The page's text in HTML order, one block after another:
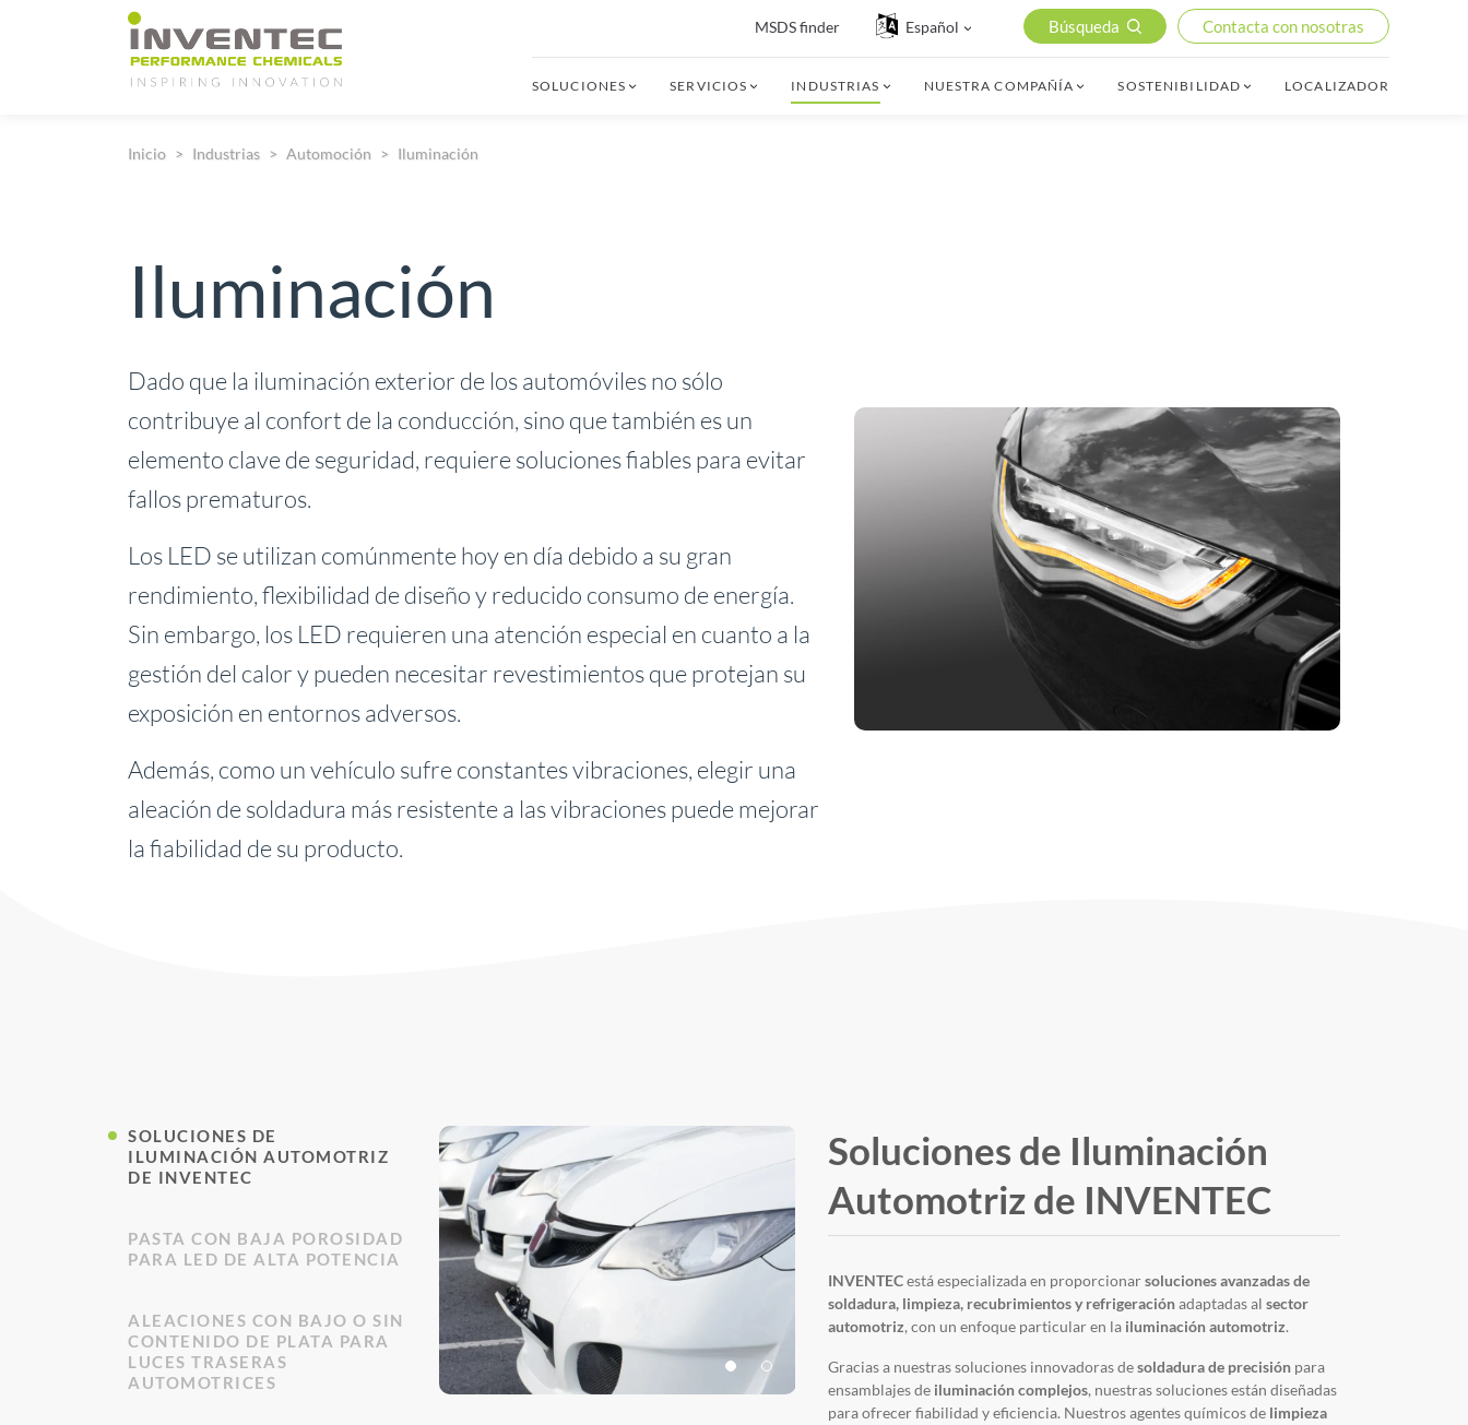
Main Navigation
MSDS finder Español Búsqueda Contacta con nosotras
SOLUCIONES SERVICIOS INDUSTRIAS NUESTRA COMPAÑÍA SOSTENIBILIDAD LOCALIZADOR
Inicio Industrias Automoción Iluminación
Iluminación
Dado que la iluminación exterior de los automóviles no sólo
contribuye al confort de la conducción, sino que también es un
elemento clave de seguridad, requiere soluciones fiables para evitar
fallos prematuros.
Los LED se utilizan comúnmente hoy en día debido a su gran
rendimiento, flexibilidad de diseño y reducido consumo de energía.
Sin embargo, los LED requieren una atención especial en cuanto a la
gestión del calor y pueden necesitar revestimientos que protejan su
exposición en entornos adversos.
Además, como un vehículo sufre constantes vibraciones, elegir una
aleación de soldadura más resistente a las vibraciones puede mejorar
la fiabilidad de su producto.
SOLUCIONES DE
ILUMINACIÓN AUTOMOTRIZ
DE INVENTEC
PASTA CON BAJA POROSIDAD
PARA LED DE ALTA POTENCIA
ALEACIONES CON BAJO O SIN
CONTENIDO DE PLATA PARA
LUCES TRASERAS
AUTOMOTRICES
Soluciones de Iluminación
Automotriz de INVENTEC
INVENTECestá especializada en proporcionarsoluciones avanzadas de
soldadura, limpieza, recubrimientos y refrigeraciónadaptadas alsector
automotriz, con un enfoque particular en la iluminación automotriz.
Gracias a nuestras soluciones innovadoras desoldadura de precisión para
ensamblajes de iluminación complejos, nuestras soluciones están diseñadas
para ofrecer fiabilidad y eficiencia. Nuestros agentes químicos de limpieza